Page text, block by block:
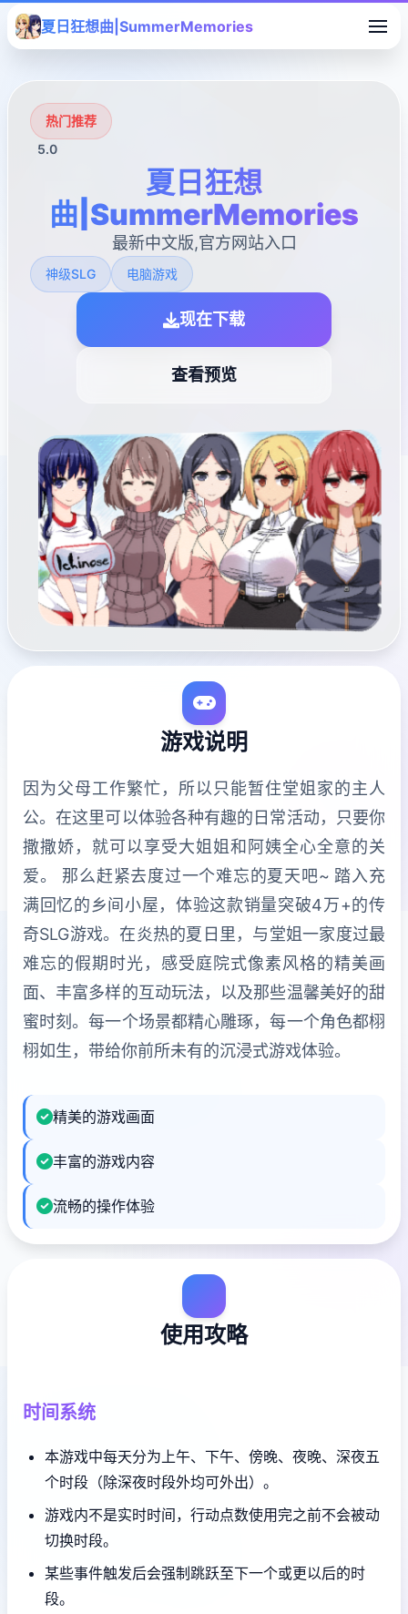
夏日狂想曲|SummerMemories
热门推荐
5.0
夏日狂想
曲|SummerMemories
最新中文版,官方网站入口
神级SLG 电脑游戏
现在下载
查看预览
游戏说明
因为父母工作繁忙，所以只能暂住堂姐家的主人
公。在这里可以体验各种有趣的日常活动，只要你
撒撒娇，就可以享受大姐姐和阿姨全心全意的关
爱。 那么赶紧去度过一个难忘的夏天吧~ 踏入充
满回忆的乡间小屋，体验这款销量突破4万+的传
奇SLG游戏。在炎热的夏日里，与堂姐一家度过最
难忘的假期时光，感受庭院式像素风格的精美画
面、丰富多样的互动玩法，以及那些温馨美好的甜
蜜时刻。每一个场景都精心雕琢，每一个角色都栩
栩如生，带给你前所未有的沉浸式游戏体验。
精美的游戏画面
丰富的游戏内容
流畅的操作体验
使用攻略
时间系统
本游戏中每天分为上午、下午、傍晚、夜晚、深夜五
个时段（除深夜时段外均可外出）。
游戏内不是实时时间，行动点数使用完之前不会被动
切换时段。
某些事件触发后会强制跳跃至下一个或更以后的时
段。